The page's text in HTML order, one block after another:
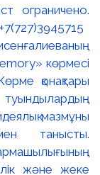
ограничено.